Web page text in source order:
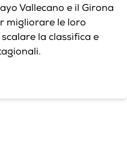
Vallecano e il Girona
migliorare le loro
la classifica e